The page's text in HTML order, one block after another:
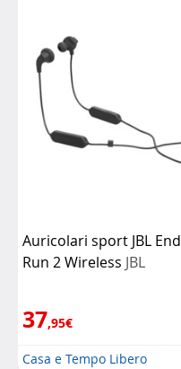
Auricolari sport JBL
Run 2 Wireless JBL
37,95€
Casa e Tempo Libero